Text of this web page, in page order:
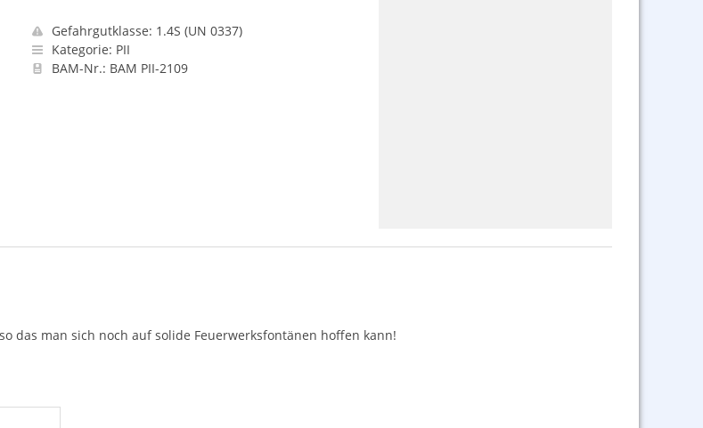
Gefahrgutklasse: 1.4S (UN 0337)
Kategorie: PII
BAM-Nr.: BAM PII-2109
das man sich noch auf solide Feuerwerksfontänen hoffen kann!